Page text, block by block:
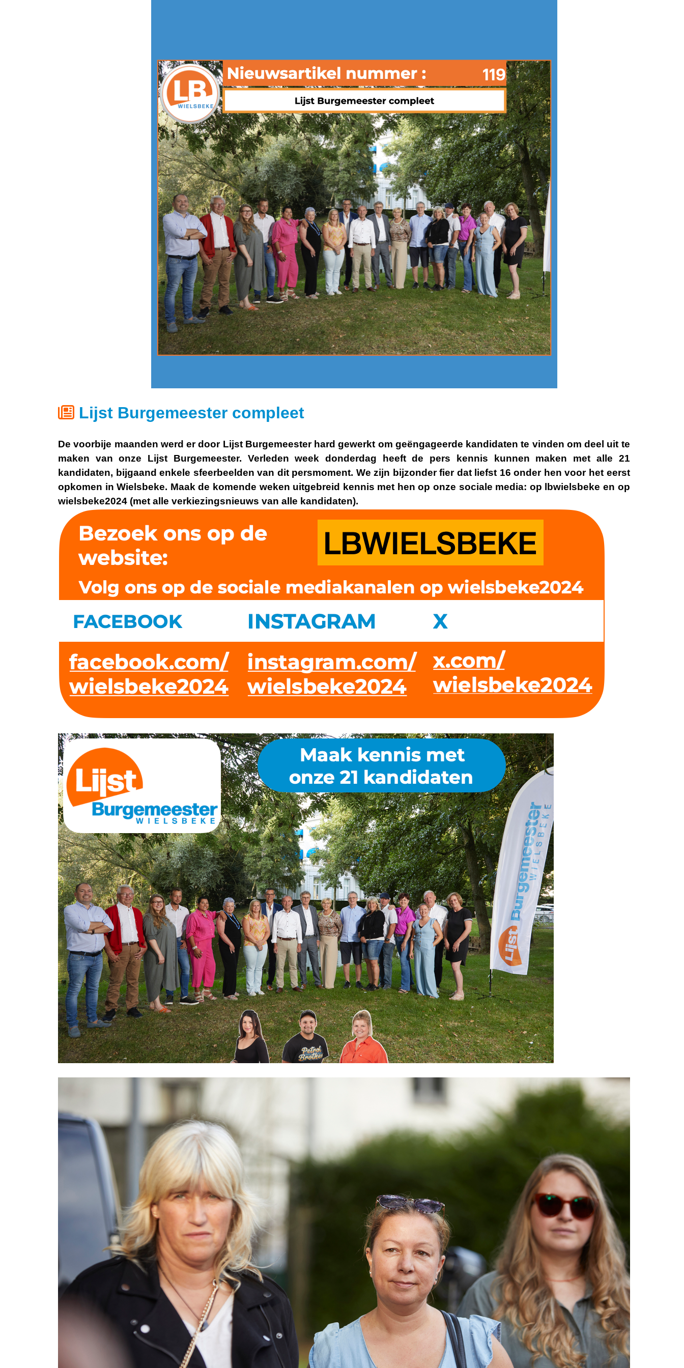
Lijst Burgemeester compleet
De voorbije maanden werd er door Lijst Burgemeester hard gewerkt om geëngageerde kandidaten te vinden om deel uit te
maken van onze Lijst Burgemeester. Verleden week donderdag heeft de pers kennis kunnen maken met alle 21
kandidaten, bijgaand enkele sfeerbeelden van dit persmoment. We zijn bijzonder fier dat liefst 16 onder hen voor het eerst
opkomen in Wielsbeke. Maak de komende weken uitgebreid kennis met hen op onze sociale media: op
lbwielsbeke en op
wielsbeke2024 (met alle verkiezingsnieuws van alle kandidaten).